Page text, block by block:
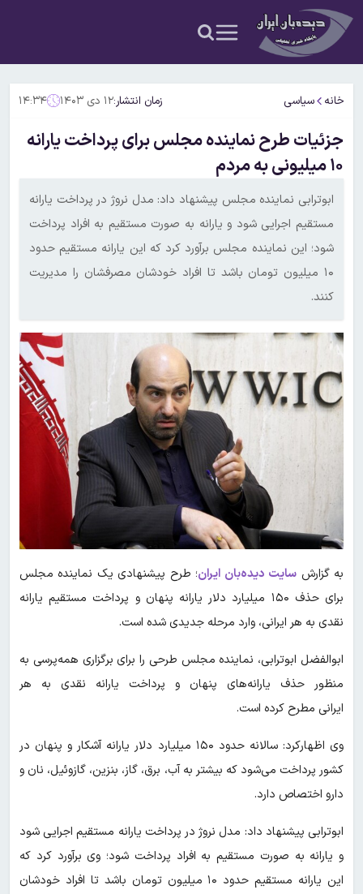
خانه سیاسی زمان انتشار:۱۲ دی ۱۴۰۳ ۱۴:۳۴
جزئیات طرح نماینده مجلس برای پرداخت یارانه
۱۰ میلیونی به مردم
ابوترابی نماینده مجلس پیشنهاد داد: مدل نروژ در پرداخت یارانه
مستقیم اجرایی شود و یارانه به صورت مستقیم به افراد پرداخت
شود؛ این نماینده مجلس برآورد کرد که این یارانه مستقیم حدود
۱۰ میلیون تومان باشد تا افراد خودشان مصرفشان را مدیریت
کنند.
به گزارش سایت دیده‌بان ایران؛ طرح پیشنهادی یک نماینده مجلس
برای حذف ۱۵۰ میلیارد دلار یارانه پنهان و پرداخت مستقیم یارانه
نقدی به هر ایرانی، وارد مرحله جدیدی شده است.
ابوالفضل ابوترابی، نماینده مجلس طرحی را برای برگزاری همه‌پرسی به
منظور حذف یارانه‌های پنهان و پرداخت یارانه نقدی به هر
ایرانی مطرح کرده است.
وی اظهارکرد: سالانه حدود ۱۵۰ میلیارد دلار یارانه آشکار و پنهان در
کشور پرداخت می‌شود که بیشتر به آب، برق، گاز، بنزین، گازوئیل، نان و
دارو اختصاص دارد.
ابوترابی پیشنهاد داد: مدل نروژ در پرداخت یارانه مستقیم اجرایی شود
و یارانه به صورت مستقیم به افراد پرداخت شود؛ وی برآورد کرد که
این یارانه مستقیم حدود ۱۰ میلیون تومان باشد تا افراد خودشان